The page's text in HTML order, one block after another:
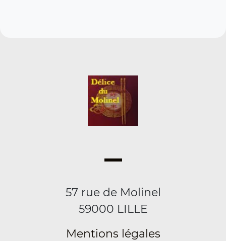
57 rue de Molinel
59000 LILLE
Mentions légales